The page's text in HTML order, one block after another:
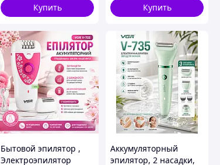
Купить
волос
Купить
Бытовой эпилятор ,
Электроэпилятор
Аккумуляторный
эпилятор, 2 насадки,